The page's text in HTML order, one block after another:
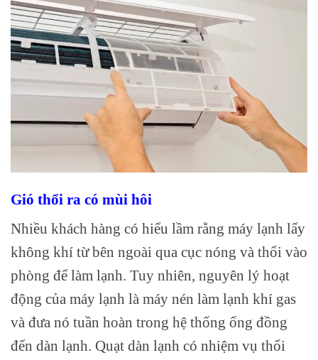
Gió thổi ra có mùi hôi
Nhiều khách hàng có hiểu lầm rằng máy lạnh lấy
không khí từ bên ngoài qua cục nóng và thổi vào
phòng để làm lạnh. Tuy nhiên, nguyên lý hoạt
động của máy lạnh là máy nén làm lạnh khí gas
và đưa nó tuần hoàn trong hệ thống ống đồng
đến dàn lạnh. Quạt dàn lạnh có nhiệm vụ thổi